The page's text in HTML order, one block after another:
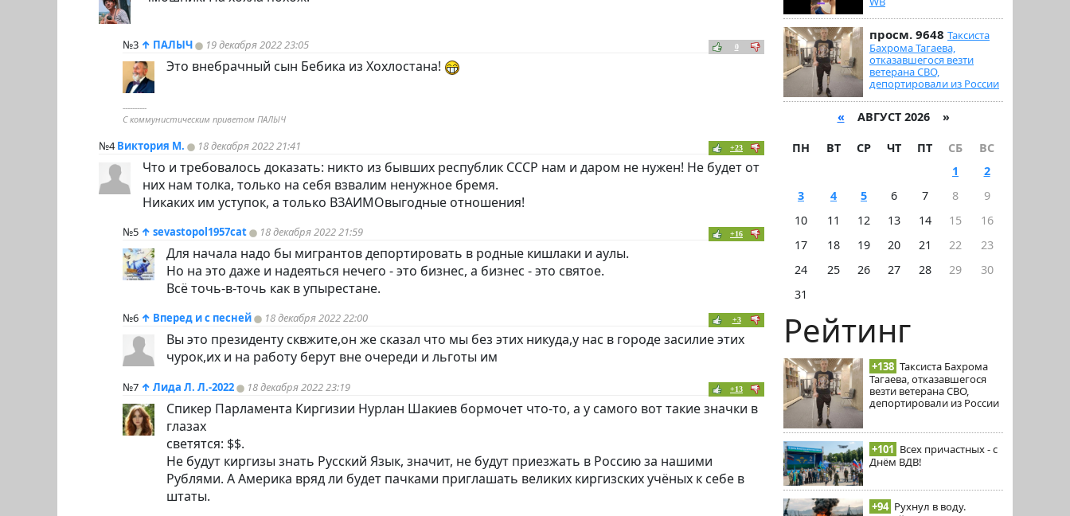
просм. 9648 Таксиста
Бахрома Тагаева,
отказавшегося везти
ветерана СВО,
депортировали из России
« АВГУСТ 2026 »
ПН ВТ СР ЧТ ПТ СБ
ВС
1
2
3
4 5 6 7 8
9
10
11 12 13 14 15
16
17
18 19 20 21 22
23
24
25 26 27 28 29
30
31
Рейтинг
+138 Таксиста Бахрома
Тагаева, отказавшегося
везти ветерана СВО,
депортировали из России
+101 Всех причастных - с
Днём ВДВ!
+94 Рухнул в воду.
№3 ↑ ПАЛЫЧ 19 декабря 2022 23:05 0
Это внебрачный сын Бебика из Хохлостана!
----------
С коммунистическим приветом ПАЛЫЧ
№4Виктория М. 18 декабря 2022 21:41 +23
Что и требовалось доказать: никто из бывших республик СССР нам и даром не нужен! Не будет от
них нам толка, только на себя взвалим ненужное бремя.
Никаких им уступок, а только ВЗАИМОвыгодные отношения!
№5 ↑ sevastopol1957cat 18 декабря 2022 21:59 +16
Для начала надо бы мигрантов депортировать в родные кишлаки и аулы.
Но на это даже и надеяться нечего - это бизнес, а бизнес - это святое.
Всё точь-в-точь как в упырестане.
№6 ↑ Вперед и с песней 18 декабря 2022 22:00 +3
Вы это президенту сквжите,он же сказал что мы без этих никуда,у нас в городе засилие этих
чурок,их и на работу берут вне очереди и льготы им
№7 ↑ Лида Л. Л.-2022 18 декабря 2022 23:19 +13
Спикер Парламента Киргизии Нурлан Шакиев бормочет что-то, а у самого вот такие значки в
глазах
светятся: $$.
Не будут киргизы знать Русский Язык, значит, не будут приезжать в Россию за нашими
Рублями. А Америка вряд ли будет пачками приглашать великих киргизских учёных к себе в
штаты.